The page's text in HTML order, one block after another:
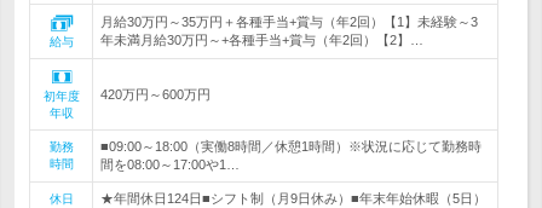
給与
月給30万円～35万円＋各種手当+賞与（年2回）【1】未経験～3
年未満月給30万円～+各種手当+賞与（年2回）【2】…
初年度
年収
420万円～600万円
勤務
時間
■09:00～18:00（実働8時間／休憩1時間）※状況に応じて勤務時
間を08:00～17:00や1…
休日
★年間休日124日■シフト制（月9日休み）■年末年始休暇（5日）